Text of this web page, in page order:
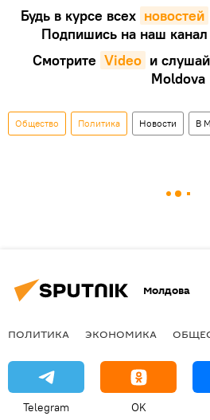
Будь в курсе всех новостей
Подпишись на наш канал
Смотрите Video и
Moldova
Общество Политика Новости В
Молдова
ПОЛИТИКА ЭКОНОМИКА
Telegram OK